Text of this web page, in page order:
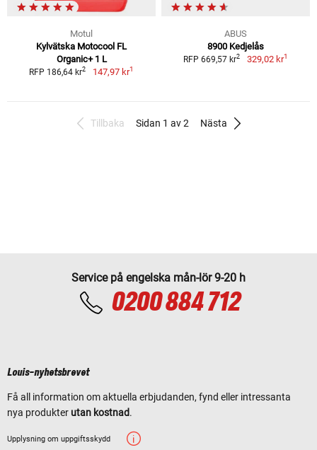
Motul
Kylvätska Motocool FL
Organic+ 1 L
RFP 186,64 kr2 147,97 kr1
ABUS
8900 Kedjelås
RFP 669,57 kr2 329,02 kr1
Tillbaka Sidan 1 av 2 Nästa
Service på engelska mån-lör 9-20 h
0200 884 712
Louis-nyhetsbrevet
Få all information om aktuella erbjudanden, fynd eller intressanta
nya produkter utan kostnad.
Upplysning om uppgiftsskydd